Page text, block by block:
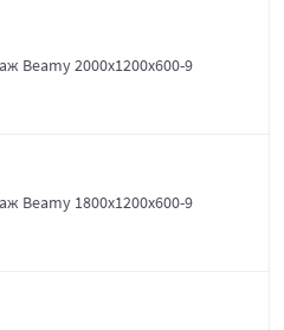
Beamy 2000x1200x600-9
Beamy 1800x1200x600-9